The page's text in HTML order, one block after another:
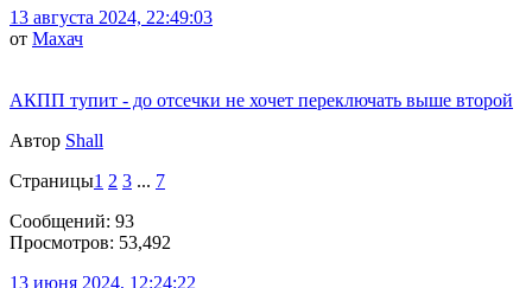
13 августа 2024, 22:49:03
от Махач
АКПП тупит - до отсечки не хочет переключать выше второй
Автор Shall
Страницы1 2 3 ... 7
Сообщений: 93
Просмотров: 53,492
13 июня 2024, 12:24:22